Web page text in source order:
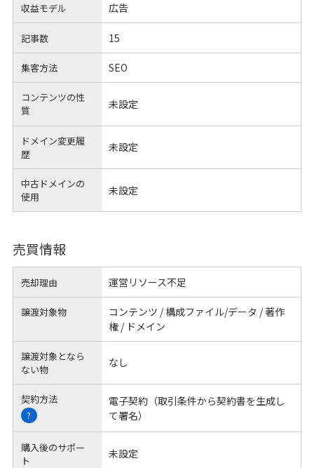
収益モデル 広告
記事数 15
集客方法 SEO
コンテンツの性
質
未設定
ドメイン変更履
歴
未設定
中古ドメインの
使用
未設定
売買情報
売却理由 運営リソース不足
譲渡対象物
コンテンツ / 構成ファイル/データ / 著作
権 / ドメイン
譲渡対象となら
ない物
なし
契約方法
?
電子契約（取引条件から契約書を生成し
て署名）
購入後のサポー
ト
未設定